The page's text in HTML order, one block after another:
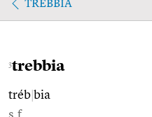
TREBBIA
3trebbia
tréb bia